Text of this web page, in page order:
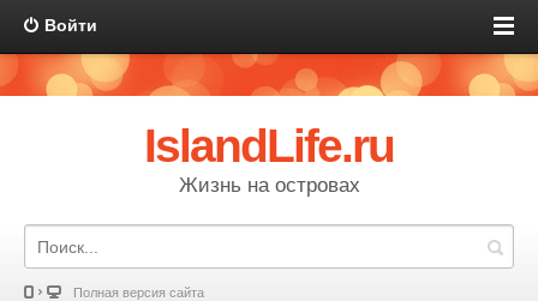
Войти
IslandLife.ru
Жизнь на островах
Полная версия сайта